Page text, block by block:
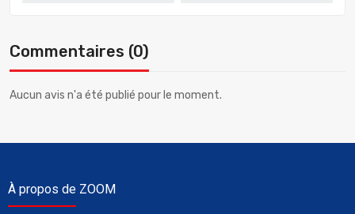
Commentaires (0)
Aucun avis n'a été publié pour le moment.
À propos de ZOOM